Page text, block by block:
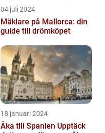
04 juli 2024
Mäklare på Mallorca: din
guide till drömköpet
18 januari 2024
Åka till Spanien Upptäck